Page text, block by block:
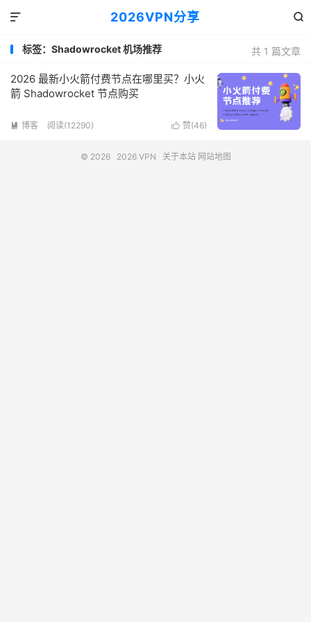
2026VPN分享 

共 1 篇文章
标签：Shadowrocket 机场推荐
2026 最新小火箭付费节点在哪里买？小火
箭 Shadowrocket 节点购买
 赞(46)
 博客 阅读(12290)
© 2026 2026 VPN 关于本站 网站地图